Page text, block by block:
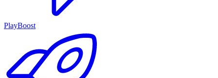
PlayBoost